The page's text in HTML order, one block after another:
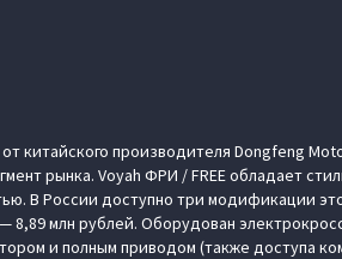
китайского производителя Dongfeng
рынка. Voyah ФРИ / FREE обладает
В России доступно три модификации
8,89 млн рублей. Оборудован
и полным приводом (также доступа